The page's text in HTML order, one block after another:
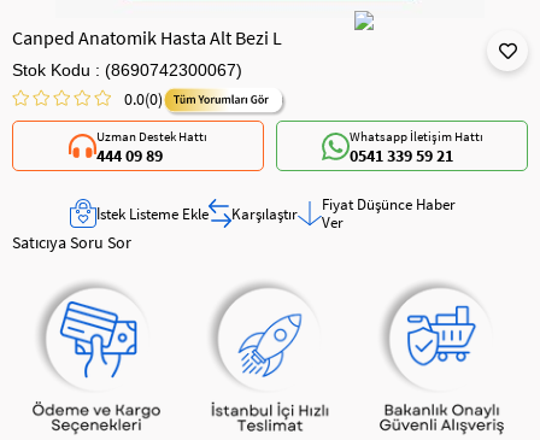
Canped Anatomik Hasta Alt Bezi L
Stok Kodu (8690742300067)
0.0(0)
Whatsapp İletişim Hattı
0541 339 59 21
Uzman Destek Hattı
444 09 89
İstek Listeme Ekle Karşılaştır
Fiyat Düşünce Haber
Ver
Satıcıya Soru Sor